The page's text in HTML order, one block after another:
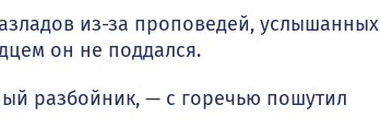
из-за проповедей, услышанных
он не поддался.
разбойник, — с горечью пошутил